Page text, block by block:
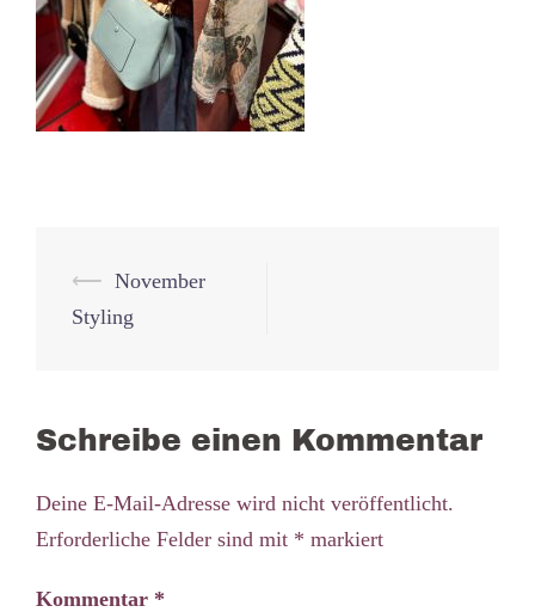
Beitrags-
Navigation
⟵ November
Styling
Schreibe einen Kommentar
Deine E-Mail-Adresse wird nicht veröffentlicht.
Erforderliche Felder sind mit * markiert
Kommentar *